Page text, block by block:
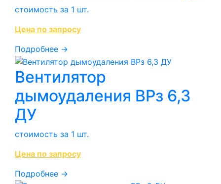
стоимость за 1 шт.
Цена по запросу
Подробнее →
Вентилятор
дымоудаления ВРз 6,3
ДУ
стоимость за 1 шт.
Цена по запросу
Подробнее →